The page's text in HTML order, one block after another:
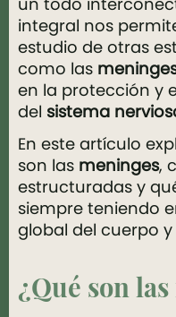
integral nos
estudio de otras
como las
en la protección y
del sistema
En este artículo
son las meninges,
estructuradas y
siempre teniendo
global del cuerpo
¿Qué son